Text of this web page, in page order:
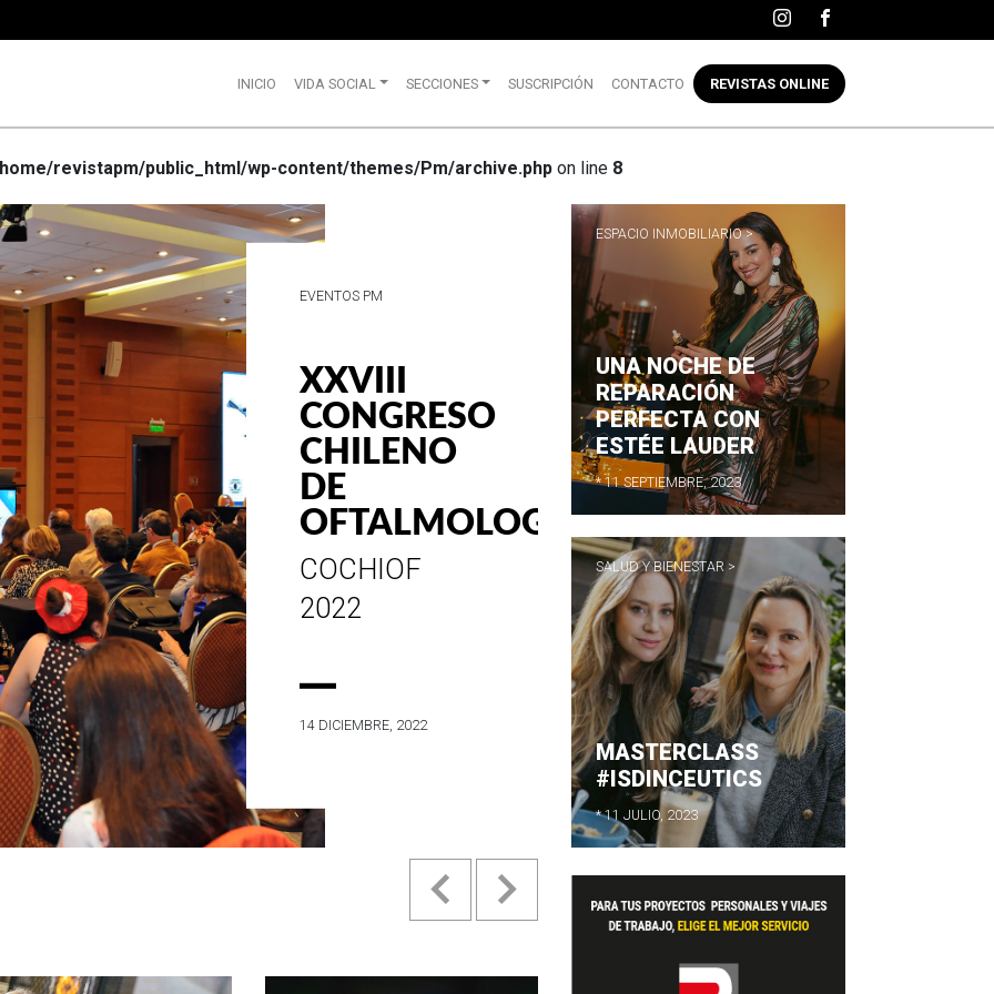
INICIO VIDA SOCIAL SECCIONES SUSCRIPCIÓN CONTACTO REVISTAS ONLINE
revistapm/public_html/wp-content/themes/Pm/archive.php on line 8
VIDA SOCIAL
WRANGLER
CELEBRA
SUS 75
ESTILO E
HISTORIA
EN SU MES DE
Previous Next
ESPACIO INMOBILIARIO >
UNA NOCHE DE
REPARACIÓN
PERFECTA CON
ESTÉE LAUDER
* 11 SEPTIEMBRE, 2023
SALUD Y BIENESTAR >
MASTERCLASS
#ISDINCEUTICS
* 11 JULIO, 2023